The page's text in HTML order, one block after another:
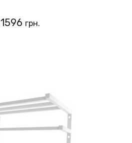
1596 грн.